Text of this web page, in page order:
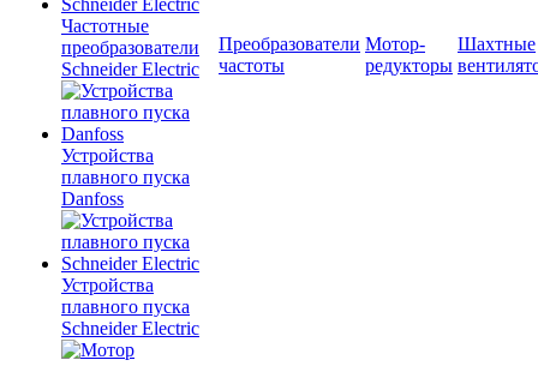
Частотные
преобразователи
Schneider Electric
Устройства
плавного пуска
Danfoss
Устройства
плавного пуска
Schneider Electric
Преобразователи
частоты
Мотор-
редукторы
Шахтные